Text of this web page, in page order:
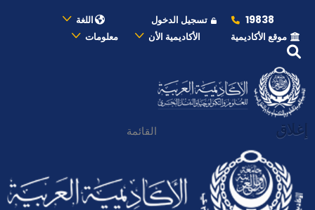
19838 تسجيل الدخول
اللغة
موقع الأكاديمية
الأكاديمية الأن معلومات
إغلاق القائمة